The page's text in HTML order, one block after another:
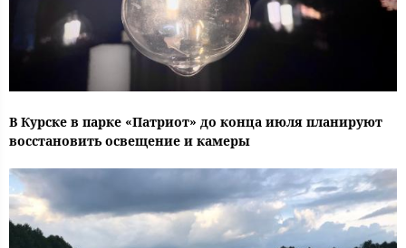
В Курске в парке «Патриот» до конца июля планируют
восстановить освещение и камеры